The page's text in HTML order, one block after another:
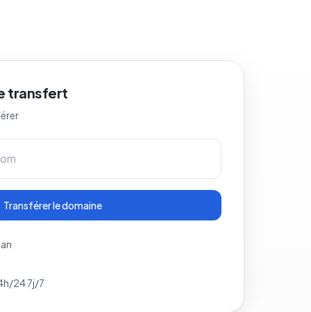
transfert
Transférer le domaine
24 7j/7